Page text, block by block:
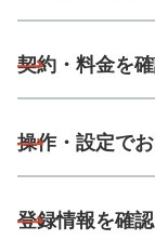
契約・料金を
操作・設定で
登録情報を確